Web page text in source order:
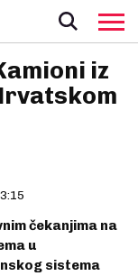
iz
čekanjima na
u
sistema